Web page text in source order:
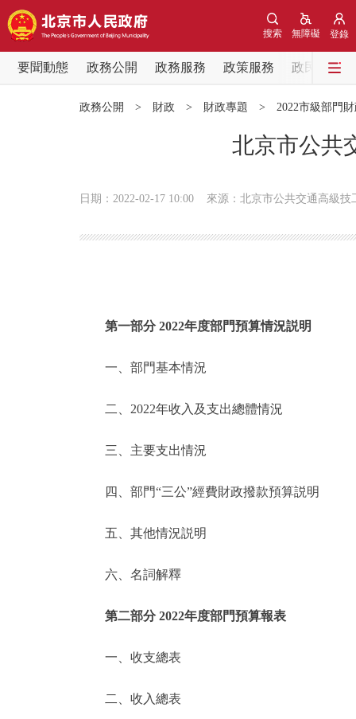
登錄
無障礙
搜索
要聞動態 政務公開 政務服務 政策服務
政民互動
便民服務
仲介服務
政民互動
12345網上接訴即辦
參與調查
政務公開 > 財政 > 財政專題 > 2022市級部門
北京市公共
日期：2022-02-17 10:00 來源：北京市公共交通高級技
第一部分 2022年度部門預算情況説明
一、部門基本情況
二、2022年收入及支出總體情況
三、主要支出情況
四、部門“三公”經費財政撥款預算説明
五、其他情況説明
六、名詞解釋
第二部分 2022年度部門預算報表
一、收支總表
二、收入總表